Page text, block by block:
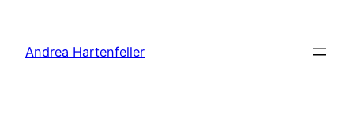
springen
Andrea Hartenfeller